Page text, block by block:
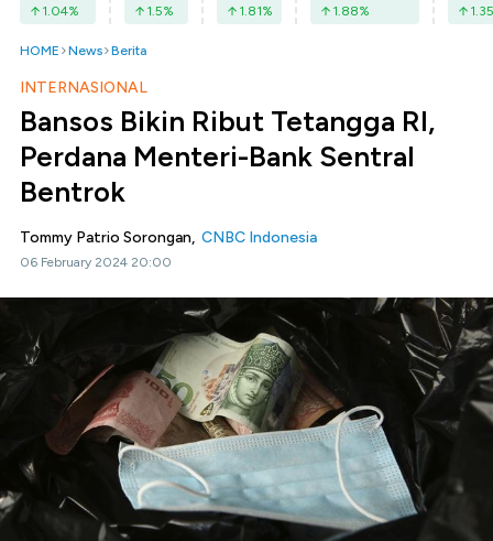
1.04% 1.5% 1.81% 1.88% 1.35
HOME News Berita
INTERNASIONAL
Bansos Bikin Ribut Tetangga RI,
Perdana Menteri-Bank Sentral
Bentrok
Tommy Patrio Sorongan, CNBC Indonesia
06 February 2024 20:00